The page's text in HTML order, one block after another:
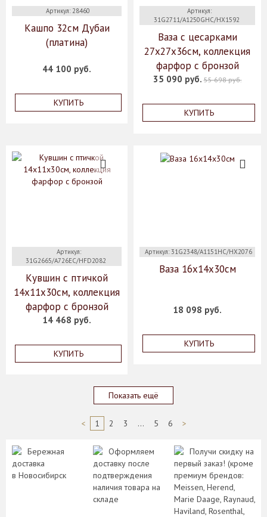
Артикул: 28460
Кашпо 32см Дубаи
(платина)
44 100 руб.
КУПИТЬ
Артикул:
31G2711/A1250GHC/HX1592
Ваза с цесарками
27х27х36см, коллекция
фарфор с бронзой
35 090 руб.55 698 руб.
КУПИТЬ
Артикул:
31G2665/A726EC/HFD2082
Кувшин с птичкой
14х11х30см, коллекция
фарфор с бронзой
14 468 руб.
КУПИТЬ
Артикул: 31G2348/A1151HC/HX2076
Ваза 16x14x30см
18 098 руб.
КУПИТЬ
Показать ещё
< 1 2 3 ... 5 6 >
Бережная
доставка
в Новосибирск
Оформляем
доставку после
подтверждения
наличия товара на
складе
Получи скидку на
первый заказ! (кроме
премиум брендов:
Meissen, Herend,
Marie Daage, Raynaud,
Haviland, Rosenthal,